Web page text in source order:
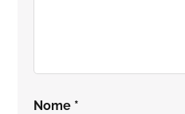
Nome *